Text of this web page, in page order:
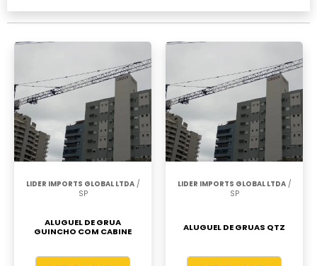
LIDER IMPORTS GLOBAL LTDA/
SP
ALUGUEL DE GRUA
GUINCHO COM CABINE
LIDER IMPORTS GLOBAL LTDA/
SP
ALUGUEL DE GRUAS QTZ